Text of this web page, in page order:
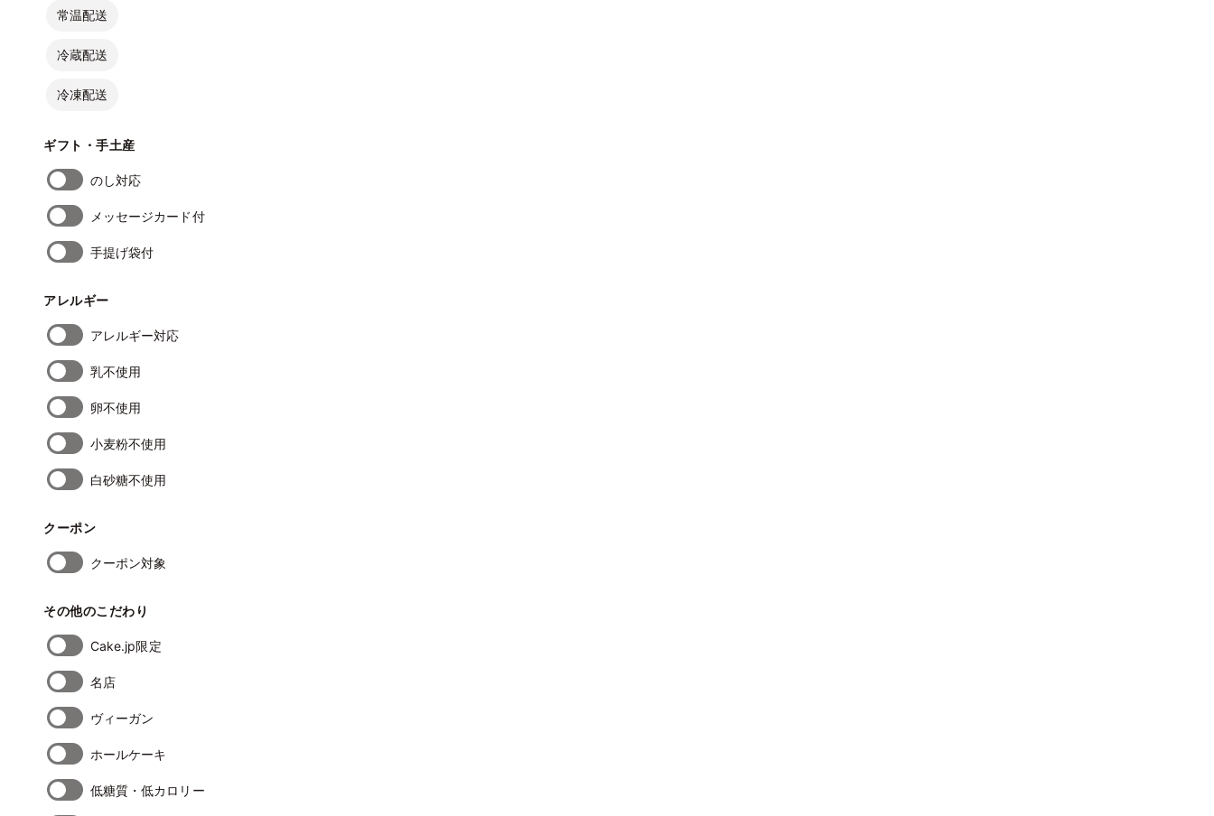
常温配送
冷蔵配送
冷凍配送
ギフト・手土産
のし対応
メッセージカード付
手提げ袋付
アレルギー
アレルギー対応
乳不使用
卵不使用
小麦粉不使用
白砂糖不使用
クーポン
クーポン対象
その他のこだわり
Cake.jp限定
名店
ヴィーガン
ホールケーキ
低糖質・低カロリー